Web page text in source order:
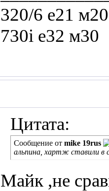
320/6 е21 м20
730i е32 м30
Цитата:
Сообщение от mike 19rus
альпина, хартж ставили в
Майк ,не